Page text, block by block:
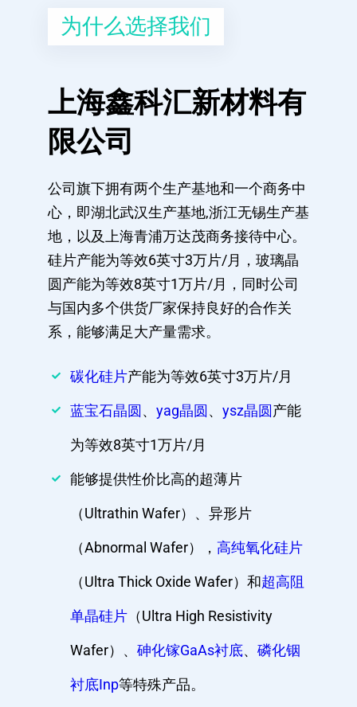
为什么选择我们
上海鑫科汇新材料有
限公司
公司旗下拥有两个生产基地和一个商务中
心，即湖北武汉生产基地,浙江无锡生产基
地，以及上海青浦万达茂商务接待中心。
硅片产能为等效6英寸3万片/月，玻璃晶
圆产能为等效8英寸1万片/月，同时公司
与国内多个供货厂家保持良好的合作关
系，能够满足大产量需求。
碳化硅片产能为等效6英寸3万片/月
蓝宝石晶圆 、 yag晶圆 、 ysz晶圆 产能
为等效8英寸1万片/月
能够提供性价比高的超薄片
（Ultrathin Wafer）、异形片
（Abnormal Wafer）， 高纯氧化硅片
（Ultra Thick Oxide Wafer）和超高阻
单晶硅片 （Ultra High Resistivity
Wafer）、 砷化镓GaAs衬底、 磷化铟
衬底Inp等特殊产品。